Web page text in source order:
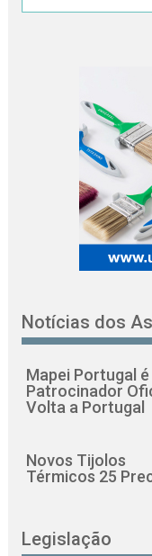
Notícias dos
Mapei Portugal é
Patrocinador
Volta a Portugal
Novos Tijolos
Térmicos 25
Legislação